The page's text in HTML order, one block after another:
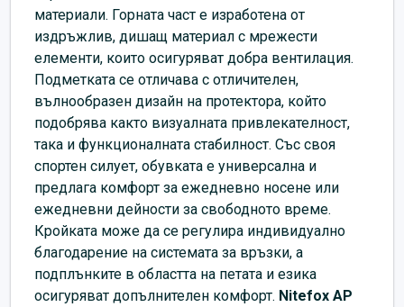
материали. Горната част е изработена от
издръжлив, дишащ материал с мрежести
елементи, които осигуряват добра вентилация.
Подметката се отличава с отличителен,
вълнообразен дизайн на протектора, който
подобрява както визуалната привлекателност,
така и функционалната стабилност. Със своя
спортен силует, обувката е универсална и
предлага комфорт за ежедневно носене или
ежедневни дейности за свободното време.
Кройката може да се регулира индивидуално
благодарение на системата за връзки, а
подплънките в областта на петата и езика
осигуряват допълнителен комфорт. Nitefox AP